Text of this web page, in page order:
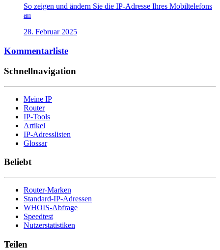
So zeigen und ändern Sie die IP-Adresse Ihres Mobiltelefons
an
28. Februar 2025
Kommentarliste
Schnellnavigation
Meine IP
Router
IP-Tools
Artikel
IP-Adresslisten
Glossar
Beliebt
Router-Marken
Standard-IP-Adressen
WHOIS-Abfrage
Speedtest
Nutzerstatistiken
Teilen